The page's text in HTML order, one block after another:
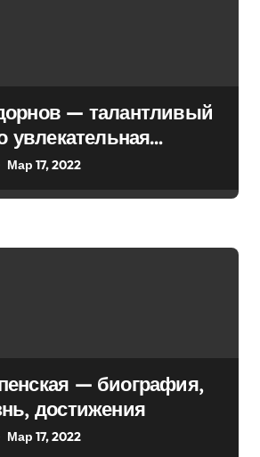
— талантливый
увлекательная
выдающиеся
Мар 17, 2022
— биография,
достижения
Мар 17, 2022